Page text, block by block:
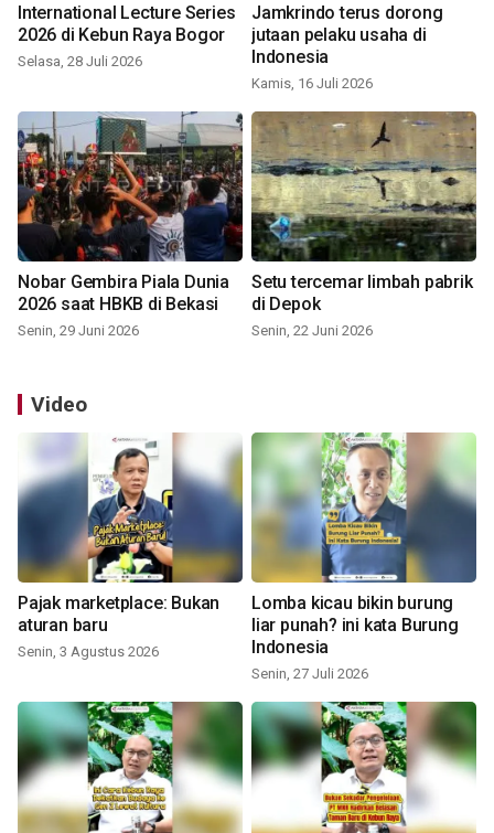
International Lecture Series
2026 di Kebun Raya Bogor
Selasa, 28 Juli 2026
Jamkrindo terus dorong
jutaan pelaku usaha di
Indonesia
Kamis, 16 Juli 2026
Nobar Gembira Piala Dunia
2026 saat HBKB di Bekasi
Senin, 29 Juni 2026
Setu tercemar limbah pabrik
di Depok
Senin, 22 Juni 2026
Video
Pajak marketplace: Bukan
aturan baru
Senin, 3 Agustus 2026
Lomba kicau bikin burung
liar punah? ini kata Burung
Indonesia
Senin, 27 Juli 2026